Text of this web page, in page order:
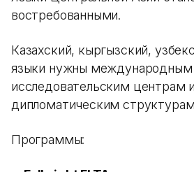
востребованными.
Казахский, кыргызский,
языки нужны международным
исследовательским центрам и
дипломатическим
Программы: